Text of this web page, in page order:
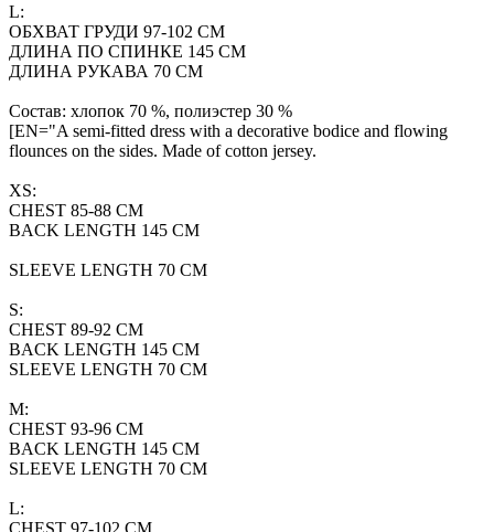
L:
ОБХВАТ ГРУДИ 97-102 СМ
ДЛИНА ПО СПИНКЕ 145 СМ
ДЛИНА РУКАВА 70 СМ
Состав: хлопок 70 %, полиэстер 30 %
[EN="A semi-fitted dress with a decorative bodice and flowing
flounces on the sides. Made of cotton jersey.
XS:
CHEST 85-88 CM
BACK LENGTH 145 CM
SLEEVE LENGTH 70 CM
S:
CHEST 89-92 CM
BACK LENGTH 145 CM
SLEEVE LENGTH 70 CM
M:
CHEST 93-96 CM
BACK LENGTH 145 CM
SLEEVE LENGTH 70 CM
L:
CHEST 97-102 CM